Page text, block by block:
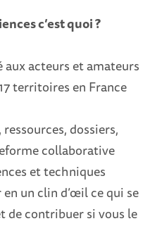
c’est quoi ?
aux acteurs et amateurs
territoires en France
dossiers,
collaborative
et techniques
un clin d’œil ce qui se
de contribuer si vous le